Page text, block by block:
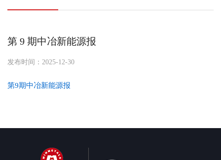
第 9 期中冶新能源报
发布时间：2025-12-30
第9期中冶新能源报